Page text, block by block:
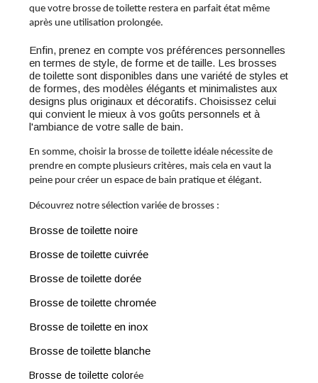
que votre brosse de toilette restera en parfait état même
après une utilisation prolongée.
Enfin, prenez en compte vos préférences personnelles
en termes de style, de forme et de taille. Les brosses
de toilette sont disponibles dans une variété de styles et
de formes, des modèles élégants et minimalistes aux
designs plus originaux et décoratifs. Choisissez celui
qui convient le mieux à vos goûts personnels et à
l'ambiance de votre salle de bain.
En somme, choisir la brosse de toilette idéale nécessite de
prendre en compte plusieurs critères, mais cela en vaut la
peine pour créer un espace de bain pratique et élégant.
Découvrez notre sélection variée de brosses :
Brosse de toilette noire
Brosse de toilette cuivrée
Brosse de toilette dorée
Brosse de toilette chromée
Brosse de toilette en inox
Brosse de toilette blanche
Brosse de toilette colorée